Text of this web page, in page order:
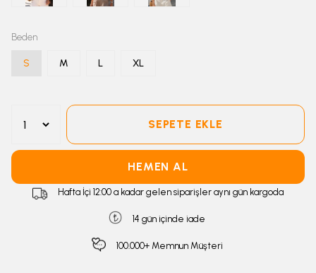
Beden
S M L XL
SEPETE EKLE
HEMEN AL
Hafta İçi 12:00 a kadar gelen siparişler aynı gün kargoda
14 gün içinde iade
100.000+ Memnun Müşteri